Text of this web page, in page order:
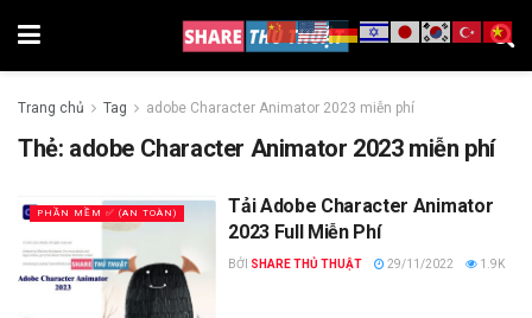
Trang chủ Tag adobe Character Animator 2023 miễn phí
Thẻ: adobe Character Animator 2023 miễn phí
PHẦN MỀM ✅ (AN TOÀN)
Tải Adobe Character Animator
2023 Full Miễn Phí
BỞI SHARE THỦ THUẬT 29/11/2022 1.9K